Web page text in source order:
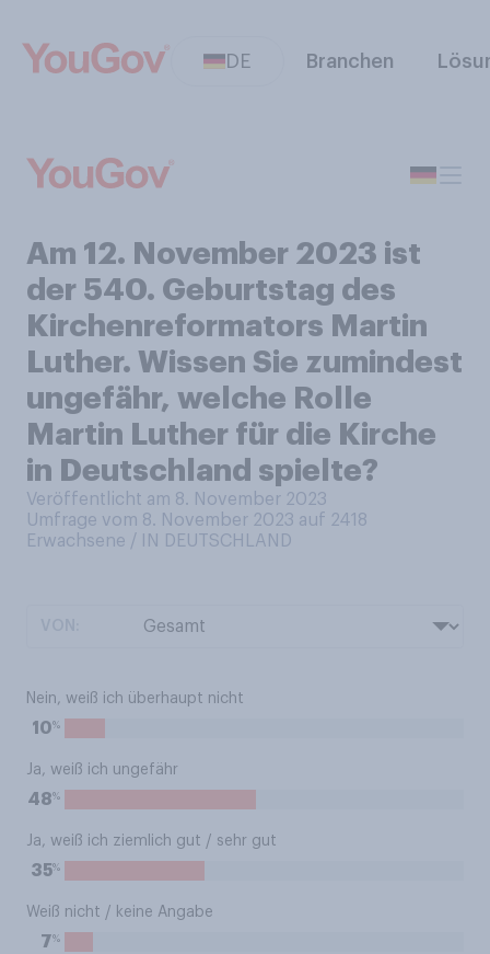
DE Branchen
Am 12. November 2023 ist
der 540. Geburtstag des
Kirchenreformators Martin
Luther. Wissen Sie zumindest
ungefähr, welche Rolle
Martin Luther für die Kirche
in Deutschland spielte?
Veröffentlicht am 8. November 2023
Umfrage vom 8. November 2023 auf 2418
Erwachsene / IN DEUTSCHLAND
Nein, weiß ich überhaupt nicht
10%
Ja, weiß ich ungefähr
48%
Ja, weiß ich ziemlich gut / sehr gut
35%
Weiß nicht / keine Angabe
7%